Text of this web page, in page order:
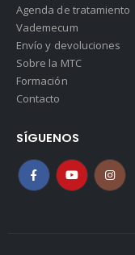
Agenda de tratamiento
Vademecum
Envío y devoluciones
Sobre la MTC
Formación
Contacto
SÍGUENOS